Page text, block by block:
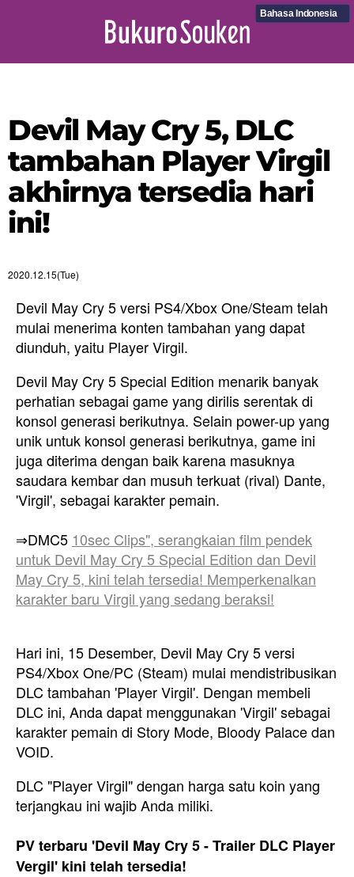
Bahasa Indonesia
Devil May Cry 5, DLC
tambahan Player Virgil
akhirnya tersedia hari
ini!
2020.12.15(Tue)
Devil May Cry 5 versi PS4/Xbox One/Steam telah
mulai menerima konten tambahan yang dapat
diunduh, yaitu Player Virgil.
Devil May Cry 5 Special Edition menarik banyak
perhatian sebagai game yang dirilis serentak di
konsol generasi berikutnya. Selain power-up yang
unik untuk konsol generasi berikutnya, game ini
juga diterima dengan baik karena masuknya
saudara kembar dan musuh terkuat (rival) Dante,
'Virgil', sebagai karakter pemain.
⇒DMC5 10sec Clips", serangkaian film pendek
untuk Devil May Cry 5 Special Edition dan Devil
May Cry 5, kini telah tersedia! Memperkenalkan
karakter baru Virgil yang sedang beraksi!
Hari ini, 15 Desember, Devil May Cry 5 versi
PS4/Xbox One/PC (Steam) mulai mendistribusikan
DLC tambahan 'Player Virgil'. Dengan membeli
DLC ini, Anda dapat menggunakan 'Virgil' sebagai
karakter pemain di Story Mode, Bloody Palace dan
VOID.
DLC "Player Virgil" dengan harga satu koin yang
terjangkau ini wajib Anda miliki.
PV terbaru 'Devil May Cry 5 - Trailer DLC Player
Vergil' kini telah tersedia!